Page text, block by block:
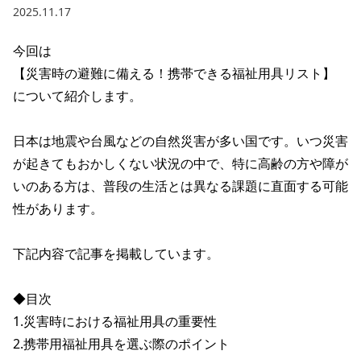
2025.11.17
今回は
【災害時の避難に備える！携帯できる福祉用具リスト】
について紹介します。
日本は地震や台風などの自然災害が多い国です。いつ災害
が起きてもおかしくない状況の中で、特に高齢の方や障が
いのある方は、普段の生活とは異なる課題に直面する可能
性があります。
下記内容で記事を掲載しています。
◆目次
1.災害時における福祉用具の重要性
2.携帯用福祉用具を選ぶ際のポイント